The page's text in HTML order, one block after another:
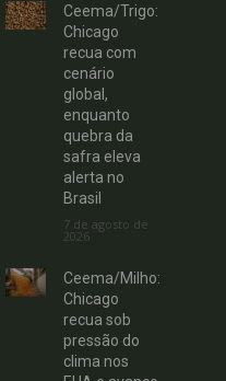
Ceema/Trigo:
Chicago
recua com
cenário
global,
enquanto
quebra da
safra eleva
alerta no
Brasil
7 de agosto de
2026
Ceema/Milho:
Chicago
recua sob
pressão do
clima nos